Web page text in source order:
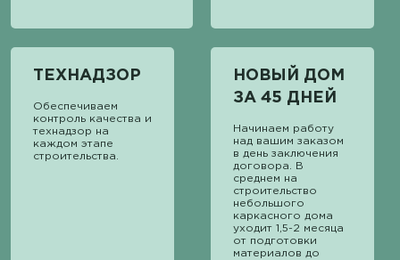
ТЕХНАДЗОР
Обеспечиваем
контроль качества и
технадзор на
каждом этапе
строительства.
НОВЫЙ ДОМ
ЗА 45 ДНЕЙ
Начинаем работу
над вашим заказом
в день заключения
договора. В
среднем на
строительство
небольшого
каркасного дома
уходит 1,5-2 месяца
от подготовки
материалов до